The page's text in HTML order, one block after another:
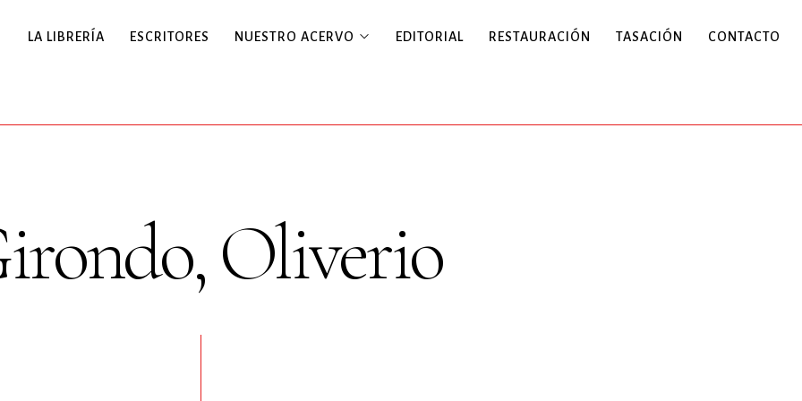
LA LIBRERÍA ESCRITORES NUESTRO ACERVO EDITORIAL RESTAURACIÓN TASACIÓN CONTACTO
Oliverio